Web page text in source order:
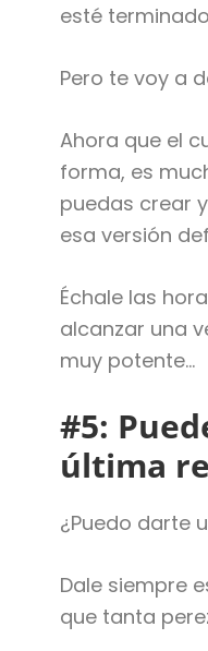
esté
Pero te voy a
Ahora que el
forma, es
puedas crear
esa versión
Échale las
alcanzar una
muy potente…
#5:
última
¿Puedo darte
Dale siempre
que tanta